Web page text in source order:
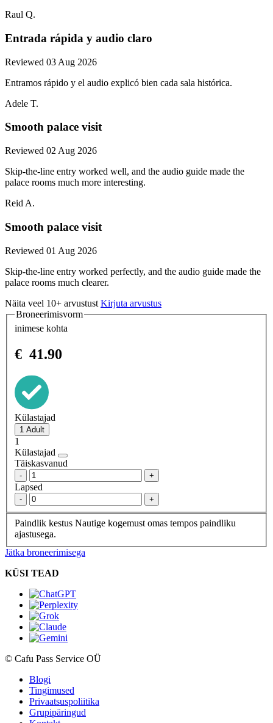
Raul Q.
Entrada rápida y audio claro
Reviewed 03 Aug 2026
Entramos rápido y el audio explicó bien cada sala histórica.
Adele T.
Smooth palace visit
Reviewed 02 Aug 2026
Skip-the-line entry worked well, and the audio guide made the
palace rooms much more interesting.
Reid A.
Smooth palace visit
Reviewed 01 Aug 2026
Skip-the-line entry worked perfectly, and the audio guide made the
palace rooms much clearer.
Näita veel 10+ arvustust Kirjuta arvustus
Broneerimisvorm
inimese kohta
€ 41.90
Külastajad
1
Külastajad
Täiskasvanud
- +
Lapsed
- +
Paindlik kestus Nautige kogemust omas tempos paindliku
ajastusega.
Jätka broneerimisega
KÜSI TEAD
© Cafu Pass Service OÜ
Blogi
Tingimused
Privaatsuspoliitika
Grupipäringud